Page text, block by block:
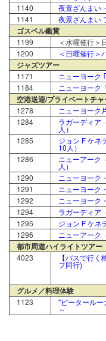
1140
夜景ざんまい
1141
夜景ざんまい
ゴスペル鑑賞
1199
＜水曜催行＞
1200
＜日曜催行＞
ジャズツアー
1171
ニューヨーク
1184
ニューヨーク
空港送迎/プライベートチ
1278
ニューヨーク
1284
ラガーディア
人）
1285
ジョン F ケネ
10人）
1286
ニューアーク
人）
1290
ニューヨーク
1291
ニューヨーク
1292
ニューヨーク
1294
ラガーディア
1295
ジョン F ケネ
1296
ニューアーク
都市周遊ハイライトツアー
4023 【バスで行
フ同行)
グルメ／料理体験
1123 "ピータール
～